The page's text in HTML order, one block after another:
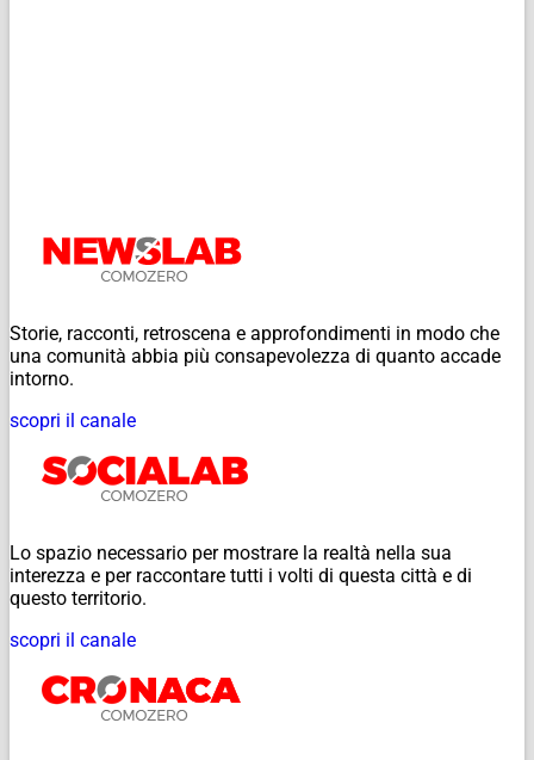
Storie, racconti, retroscena e approfondimenti in modo che
una comunità abbia più consapevolezza di quanto accade
intorno.
scopri il canale
Lo spazio necessario per mostrare la realtà nella sua
interezza e per raccontare tutti i volti di questa città e di
questo territorio.
scopri il canale